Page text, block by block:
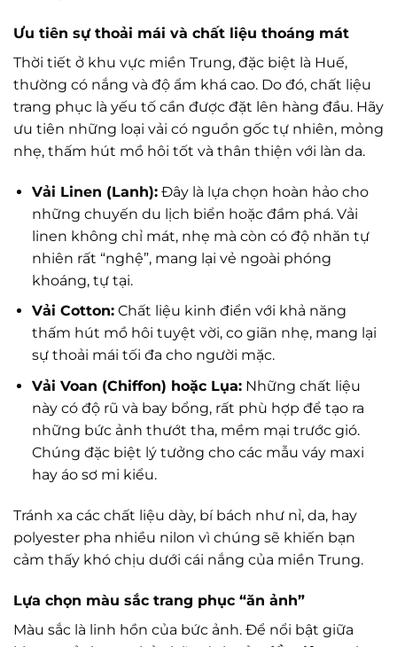
Ưu tiên sự thoải mái và chất liệu thoáng mát
Thời tiết ở khu vực miền Trung, đặc biệt là Huế,
thường có nắng và độ ẩm khá cao. Do đó, chất liệu
trang phục là yếu tố cần được đặt lên hàng đầu. Hãy
ưu tiên những loại vải có nguồn gốc tự nhiên, mỏng
nhẹ, thấm hút mồ hôi tốt và thân thiện với làn da.
Vải Linen (Lanh):Đây là lựa chọn hoàn hảo cho
những chuyến du lịch biển hoặc đầm phá. Vải
linen không chỉ mát, nhẹ mà còn có độ nhăn tự
nhiên rất “nghệ”, mang lại vẻ ngoài phóng
khoáng, tự tại.
Vải Cotton:Chất liệu kinh điển với khả năng
thấm hút mồ hôi tuyệt vời, co giãn nhẹ, mang lại
sự thoải mái tối đa cho người mặc.
Vải Voan (Chiffon) hoặc Lụa:Những chất liệu
này có độ rũ và bay bổng, rất phù hợp để tạo ra
những bức ảnh thướt tha, mềm mại trước gió.
Chúng đặc biệt lý tưởng cho các mẫu váy maxi
hay áo sơ mi kiểu.
Tránh xa các chất liệu dày, bí bách như nỉ, da, hay
polyester pha nhiều nilon vì chúng sẽ khiến bạn
cảm thấy khó chịu dưới cái nắng của miền Trung.
Lựa chọn màu sắc trang phục “ăn ảnh”
Màu sắc là linh hồn của bức ảnh. Để nổi bật giữa